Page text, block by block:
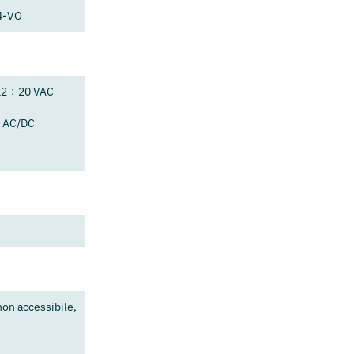
VO
÷ 20 VAC
DC
accessibile,